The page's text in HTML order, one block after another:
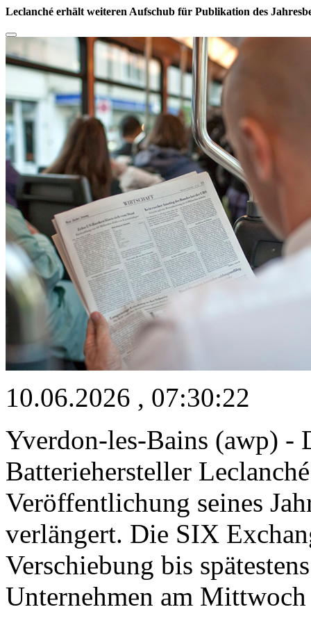
Leclanché erhält weiteren Aufschub für Publikation des
10.06.2026 , 07:30:22
Yverdon-les-Bains (awp) -
Batteriehersteller
Veröffentlichung seines
verlängert. Die SIX
Verschiebung bis
Unternehmen am